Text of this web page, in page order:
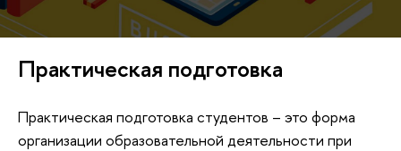
Практическая подготовка
Практическая подготовка студентов – это форма
организации образовательной деятельности при